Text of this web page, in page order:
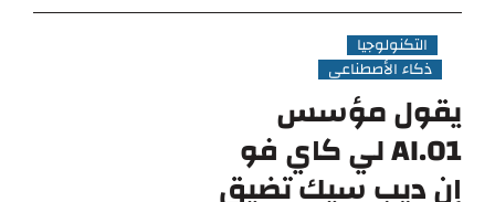
التكنولوجيا
ذكاء الأصطناعي
يقول مؤسس
01.AI لي كاي فو
إن ديب سيك تضيق